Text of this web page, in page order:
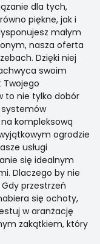
dla tych,
piękne, jak i
małym
nasza oferta
Dzięki niej
swoim
Twojego
to nie tylko dobór
systemów
kompleksową
ogrodzie
usługi
się idealnym
Dlaczego by nie
przestrzeń
się ochoty,
w aranżację
zakątkiem, który